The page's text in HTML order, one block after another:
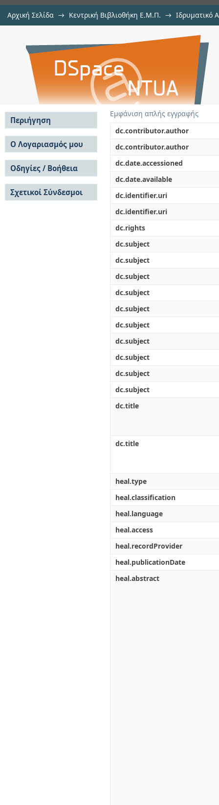
Αρχική Σελίδα → Κεντρική Βιβλιοθήκη Ε.Μ.Π. → Ιδρυματικό
Έξυπνες συσκευασίες με
καινοτόμα βιοδραστικά
προστασία της ποιότητας των
Εμφάνιση απλής εγγραφής
dc.contributor.author
dc.contributor.author
dc.date.accessioned
dc.date.available
dc.identifier.uri
dc.identifier.uri
dc.rights
dc.subject
dc.subject
dc.subject
dc.subject
dc.subject
dc.subject
dc.subject
dc.subject
dc.subject
dc.subject
dc.title
dc.title
heal.type
heal.classification
heal.language
heal.access
heal.recordProvider
heal.publicationDate
heal.abstract
Περιήγηση
Σε όλο το DSpace
Κοινότητες & Συλλογές
Ανά Ημερομηνία
Έκδοσης
Συγγραφείς
Τίτλοι
Θέματα
Ο Λογαριασμός μου
Σύνδεση
Εγγραφή
Οδηγίες / Βοήθεια
Οδηγίες Υποβολής
Οδηγίες Χρήσης ΙΑ
Συχνές Ερωτήσεις
Σχετικοί Σύνδεσμοι